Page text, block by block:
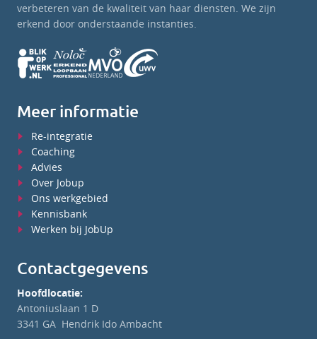
verbeteren van de kwaliteit van haar diensten. We zijn
erkend door onderstaande instanties.
Meer informatie
Re-integratie
Coaching
Advies
Over Jobup
Ons werkgebied
Kennisbank
Werken bij JobUp
Contactgegevens
Hoofdlocatie:
Antoniuslaan 1 D
3341 GA Hendrik Ido Ambacht